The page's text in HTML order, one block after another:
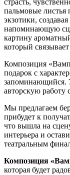
страсть,
пальмовые листья
экзотики,
напоминающую
картину
который
Композиция
подарок с
запоминающийся.
авторскую работу
Мы предлагаем
прибудет к
что вышла на
интерьера и
театральным
Композиция
которая будет